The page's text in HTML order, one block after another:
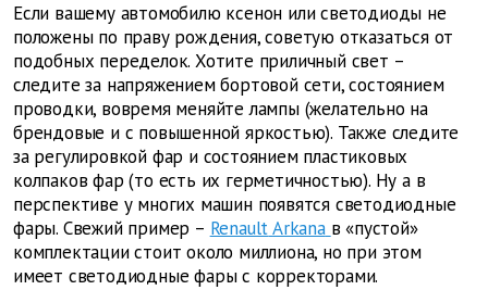
Если вашему автомобилю ксенон или светодиоды не
положены по праву рождения, советую отказаться от
подобных переделок. Хотите приличный свет –
следите за напряжением бортовой сети, состоянием
проводки, вовремя меняйте лампы (желательно на
брендовые и с повышенной яркостью). Также следите
за регулировкой фар и состоянием пластиковых
колпаков фар (то есть их герметичностью). Ну а в
перспективе у многих машин появятся светодиодные
фары. Свежий пример – RenaultArkana в «пустой»
комплектации стоит около миллиона, но при этом
имеет светодиодные фары с корректорами.